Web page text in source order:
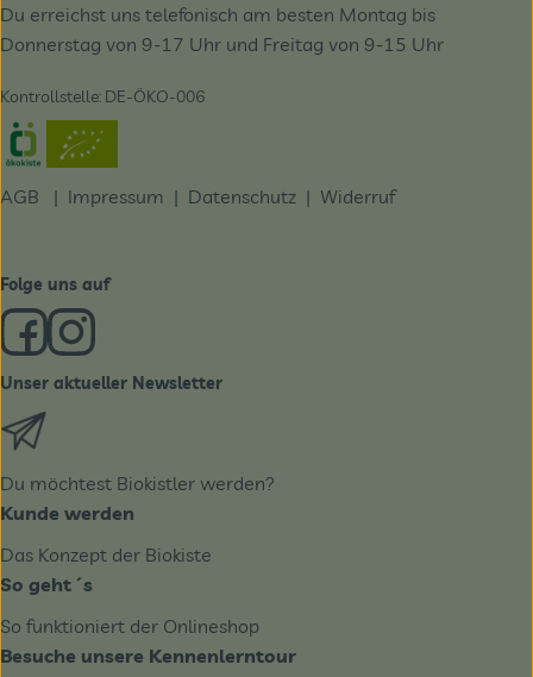
Du erreichst uns telefonisch am besten Montag bis
Donnerstag von 9-17 Uhr und Freitag von 9-15 Uhr
Kontrollstelle: DE-ÖKO-006
Externer Link zu https://www.oekokiste.de/
AGB | Impressum | Datenschutz | Widerruf
Folge uns auf
Externer Link zu https://www.facebook.com/derBiobote/
Externer Link zu https://www.instagram.com/
Unser aktueller Newsletter
Du möchtest Biokistler werden?
Kunde werden
Das Konzept der Biokiste
So geht´s
So funktioniert der Onlineshop
Besuche unsere Kennenlerntour